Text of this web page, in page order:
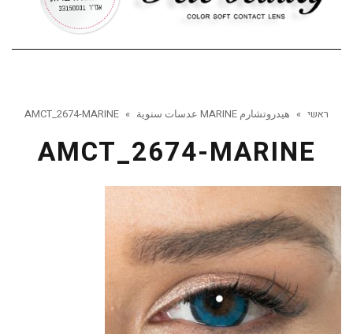
ראשי » هيدروتشارم MARINE عدسات سنوية »
AMCT_2674-MARINE
AMCT_2674-MARINE